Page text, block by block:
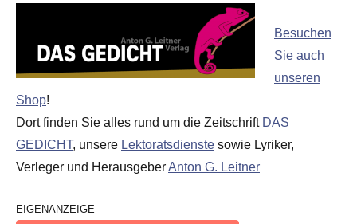
Besuchen
Sie auch
unseren
Shop!
Dort finden Sie alles rund um die Zeitschrift DAS
GEDICHT, unsere Lektoratsdienste sowie Lyriker,
Verleger und HerausgeberAnton G. Leitner
EIGENANZEIGE